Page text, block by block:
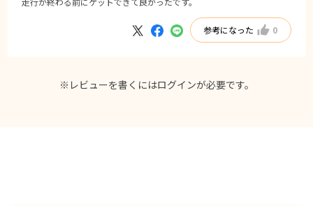
参考になった 0
※レビューを書くにはログインが必要です。